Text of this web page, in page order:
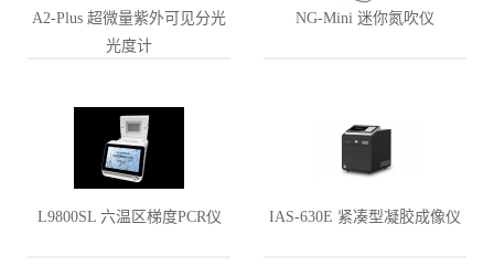
A2-Plus 超微量紫外可见分光
光度计
NG-Mini 迷你氮吹仪
L9800SL 六温区梯度PCR仪 IAS-630E 紧凑型凝胶成像仪